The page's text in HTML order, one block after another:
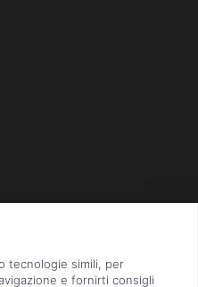
Sociale i.v. € 800.000,00